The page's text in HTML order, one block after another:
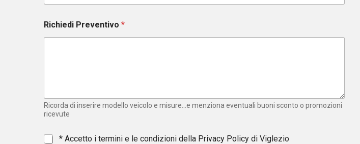
o
o
u
e
l
Richiedi Preventivo*
Ricorda di inserire modello veicolo e misure...e menziona eventuali buoni sconto o promozioni
ricevute
* * Accetto i termini e le condizioni della Privacy Policy di Viglezio